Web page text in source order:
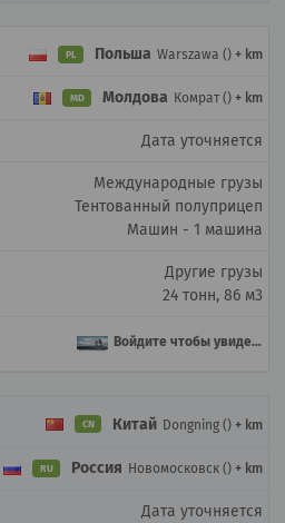
PL Польша Warszawa () + km
MD Молдова Комрат () + km
Дата уточняется
Международные грузы
Тентованный полуприцеп
Машин - 1 машина
Другие грузы
24 тонн, 86 м3
Войдите чтобы увидеть
CN Китай Dongning () + km
RU Россия Новомосковск () + km
Дата уточняется